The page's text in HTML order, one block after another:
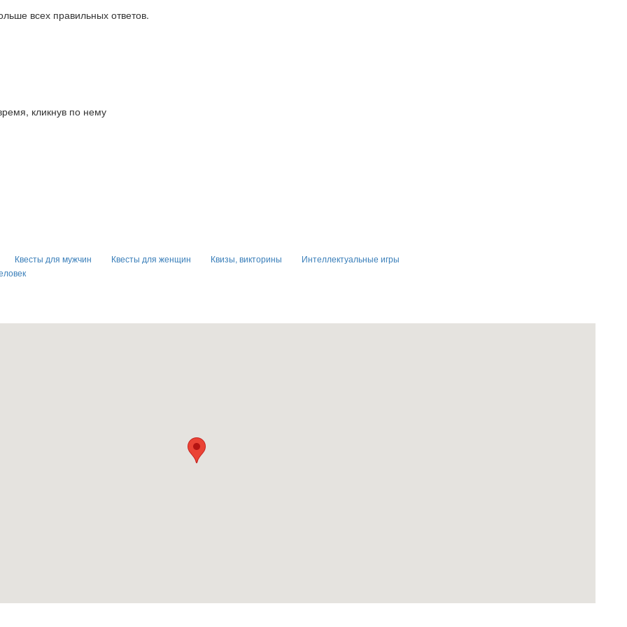
всех правильных ответов.
кликнув по нему
Квесты для мужчин Квесты для женщин Квизы, викторины
Интеллектуальные игры